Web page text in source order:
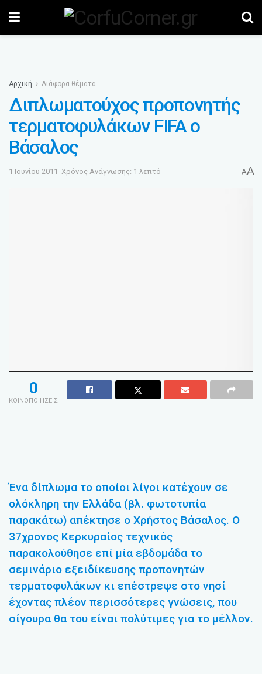
Αρχική Διάφορα θέματα
Διπλωματούχος προπονητής
τερματοφυλάκων FIFA ο
Βάσαλος
1 Ιουνίου 2011 Χρόνος Ανάγνωσης: 1 λεπτό AA
0
ΚΟΙΝΟΠΟΙΗΣΕΙΣ
Ένα δίπλωμα το οποίοι λίγοι κατέχουν σε
ολόκληρη την Ελλάδα (βλ. φωτοτυπία
παρακάτω) απέκτησε ο Χρήστος Βάσαλος. Ο
37χρονος Κερκυραίος τεχνικός
παρακολούθησε επί μία εβδομάδα το
σεμινάριο εξειδίκευσης προπονητών
τερματοφυλάκων κι επέστρεψε στο νησί
έχοντας πλέον περισσότερες γνώσεις, που
σίγουρα θα του είναι πολύτιμες για το μέλλον.